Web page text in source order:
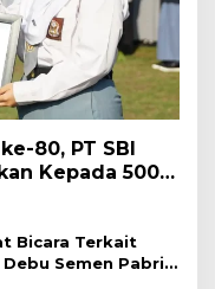
80, PT SBI
Kepada 500
Bicara Terkait
Semen Pabrik